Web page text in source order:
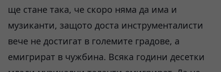
ще стане така, че скоро няма да има и
музиканти, защото доста инструменталисти
вече не достигат в големите градове, а
емигрират в чужбина. Всяка години десетки